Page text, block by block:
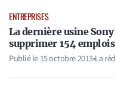
ENTREPRISES
La dernière usine Sony
supprimer 154 emplois
Publié le15 octobre 2013•La